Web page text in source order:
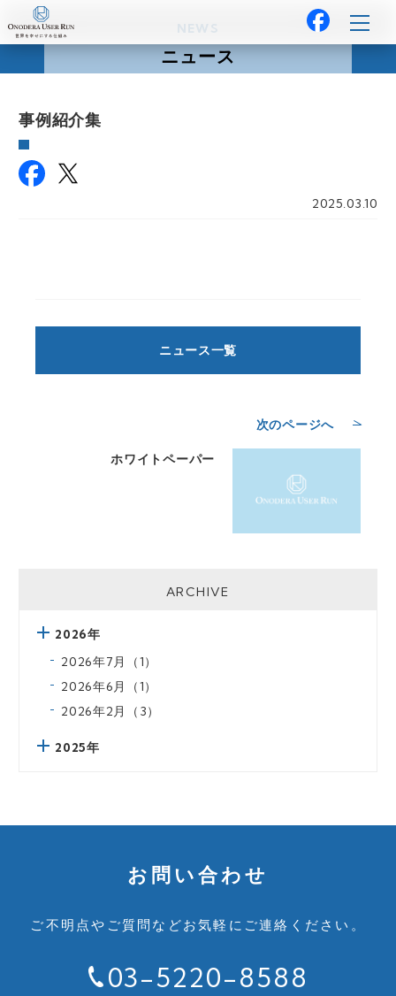
ニュース
事例紹介集
2025.03.10
ニュース一覧
次のページへ
ホワイトペーパー
ARCHIVE
2026年
2026年7月（1）
2026年6月（1）
2026年2月（3）
2025年
お問い合わせ
ご不明点やご質問などお気軽にご連絡ください。
03-5220-8588